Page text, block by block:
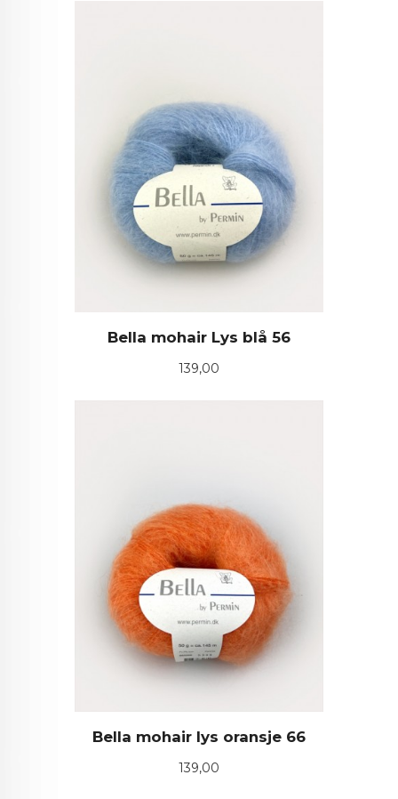
Bella mohair Lys blå 56
Pris
139,00
Bella mohair lys oransje 66
Pris
139,00